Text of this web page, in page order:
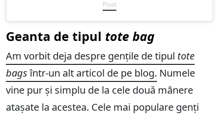
Post
Geanta de tipul tote bag
Am vorbit deja despre gențile de tipul tote
bagsîntr-un alt articol de pe blog. Numele
vine pur și simplu de la cele două mânere
atașate la acestea. Cele mai populare genți